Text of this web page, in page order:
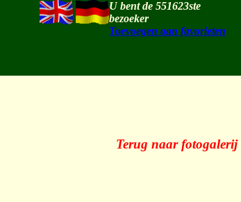
U bent de 551623ste
bezoeker
Toevoegen aan favorieten
Terug naar fotogalerij